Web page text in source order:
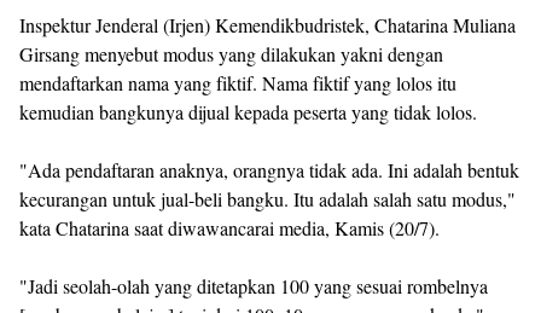
Inspektur Jenderal (Irjen) Kemendikbudristek, Chatarina Muliana
Girsang menyebut modus yang dilakukan yakni dengan
mendaftarkan nama yang fiktif. Nama fiktif yang lolos itu
kemudian bangkunya dijual kepada peserta yang tidak lolos.
"Ada pendaftaran anaknya, orangnya tidak ada. Ini adalah bentuk
kecurangan untuk jual-beli bangku. Itu adalah salah satu modus,"
kata Chatarina saat diwawancarai media, Kamis (20/7).
"Jadi seolah-olah yang ditetapkan 100 yang sesuai rombelnya